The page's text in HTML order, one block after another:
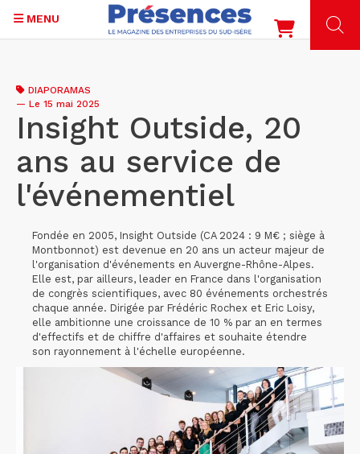
contenu
principal
MENU
DIAPORAMAS
— Le 15 mai 2025
Insight Outside, 20
ans au service de
l'événementiel
Fondée en 2005, Insight Outside (CA 2024 : 9 M€ ; siège à
Montbonnot) est devenue en 20 ans un acteur majeur de
l'organisation d'événements en Auvergne-Rhône-Alpes.
Elle est, par ailleurs, leader en France dans l'organisation
de congrès scientifiques, avec 80 événements orchestrés
chaque année. Dirigée par Frédéric Rochex et Eric Loisy,
elle ambitionne une croissance de 10 % par an en termes
d'effectifs et de chiffre d'affaires et souhaite étendre
son rayonnement à l'échelle européenne.